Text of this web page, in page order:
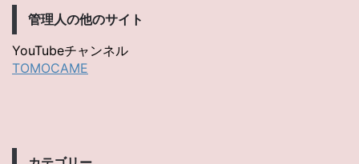
管理人の他のサイト
YouTubeチャンネル
TOMOCAME